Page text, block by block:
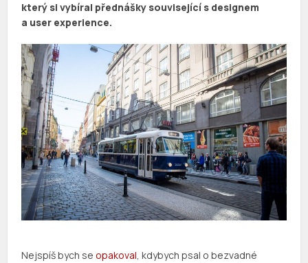
který si vybíral přednášky související s designem
a user experience.
Nejspíš bych seopakoval, kdybych psal o bezvadné